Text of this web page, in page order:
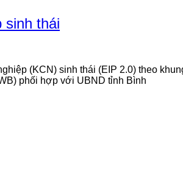
sinh thái
(KCN) sinh thái (EIP 2.0) theo
phối hợp với UBND tỉnh Bình